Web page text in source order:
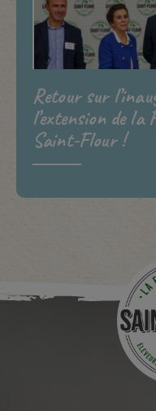
Retour sur
l’extension de la
Saint-Flour !